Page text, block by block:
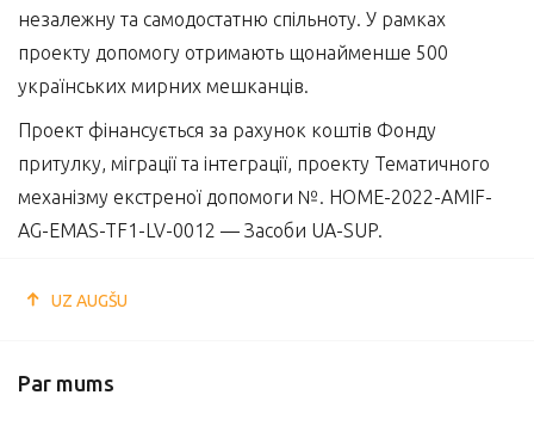
незалежну та самодостатню спільноту. У рамках
проекту допомогу отримають щонайменше 500
українських мирних мешканців.
Проект фінансується за рахунок коштів Фонду
притулку, міграції та інтеграції, проекту Тематичного
механізму екстреної допомоги №. HOME-2022-AMIF-
AG-EMAS-TF1-LV-0012 — Засоби UA-SUP.
UZ AUGŠU
Par mums